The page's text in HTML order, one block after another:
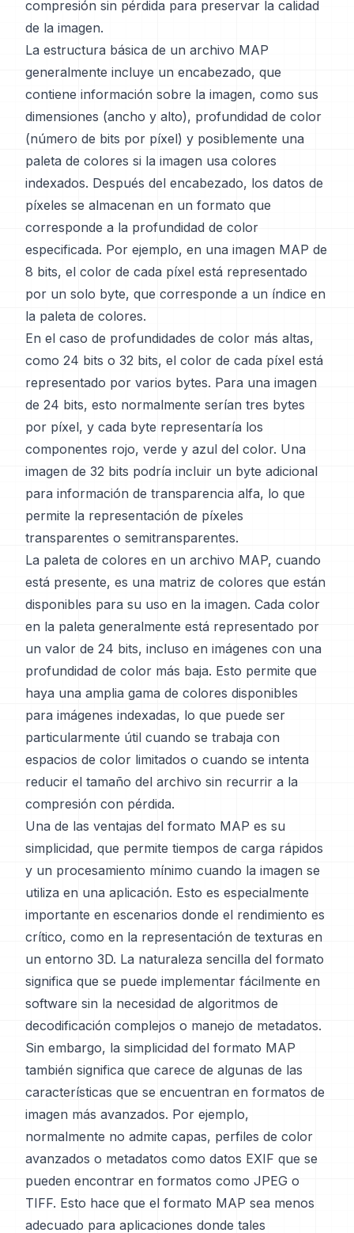
compresión sin pérdida para preservar la calidad
de la imagen.
La estructura básica de un archivo MAP
generalmente incluye un encabezado, que
contiene información sobre la imagen, como sus
dimensiones (ancho y alto), profundidad de color
(número de bits por píxel) y posiblemente una
paleta de colores si la imagen usa colores
indexados. Después del encabezado, los datos de
píxeles se almacenan en un formato que
corresponde a la profundidad de color
especificada. Por ejemplo, en una imagen MAP de
8 bits, el color de cada píxel está representado
por un solo byte, que corresponde a un índice en
la paleta de colores.
En el caso de profundidades de color más altas,
como 24 bits o 32 bits, el color de cada píxel está
representado por varios bytes. Para una imagen
de 24 bits, esto normalmente serían tres bytes
por píxel, y cada byte representaría los
componentes rojo, verde y azul del color. Una
imagen de 32 bits podría incluir un byte adicional
para información de transparencia alfa, lo que
permite la representación de píxeles
transparentes o semitransparentes.
La paleta de colores en un archivo MAP, cuando
está presente, es una matriz de colores que están
disponibles para su uso en la imagen. Cada color
en la paleta generalmente está representado por
un valor de 24 bits, incluso en imágenes con una
profundidad de color más baja. Esto permite que
haya una amplia gama de colores disponibles
para imágenes indexadas, lo que puede ser
particularmente útil cuando se trabaja con
espacios de color limitados o cuando se intenta
reducir el tamaño del archivo sin recurrir a la
compresión con pérdida.
Una de las ventajas del formato MAP es su
simplicidad, que permite tiempos de carga rápidos
y un procesamiento mínimo cuando la imagen se
utiliza en una aplicación. Esto es especialmente
importante en escenarios donde el rendimiento es
crítico, como en la representación de texturas en
un entorno 3D. La naturaleza sencilla del formato
significa que se puede implementar fácilmente en
software sin la necesidad de algoritmos de
decodificación complejos o manejo de metadatos.
Sin embargo, la simplicidad del formato MAP
también significa que carece de algunas de las
características que se encuentran en formatos de
imagen más avanzados. Por ejemplo,
normalmente no admite capas, perfiles de color
avanzados o metadatos como datos EXIF que se
pueden encontrar en formatos como JPEG o
TIFF. Esto hace que el formato MAP sea menos
adecuado para aplicaciones donde tales